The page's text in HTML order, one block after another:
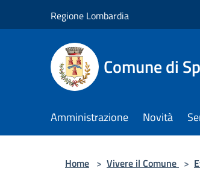
Regione Lombardia
Comune di
Amministrazione Novità
Home > Vivere il Comune >